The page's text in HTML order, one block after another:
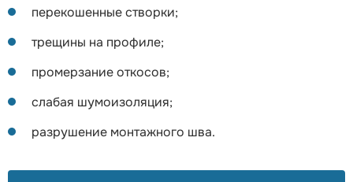
перекошенные створки;
трещины на профиле;
промерзание откосов;
слабая шумоизоляция;
разрушение монтажного шва.